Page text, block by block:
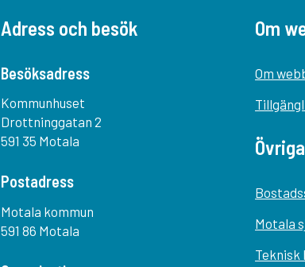
Adress och besök
Besöksadress
Kommunhuset
Drottninggatan 2
591 35 Motala
Postadress
Motala kommun
591 86 Motala
Om
Om
Motala
Teknisk